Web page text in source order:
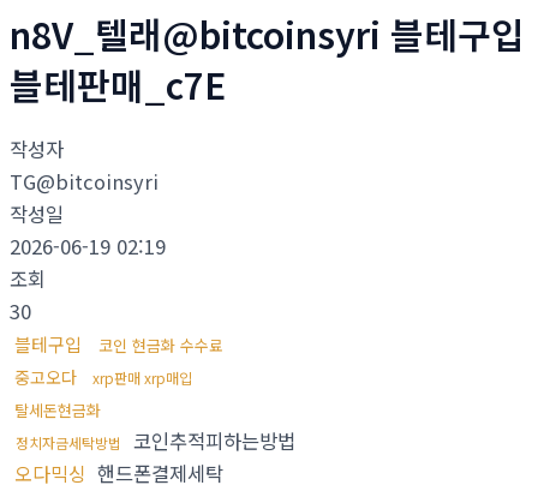
n8V_텔래@bitcoinsyri 블테구입
블테판매_c7E
작성자
TG@bitcoinsyri
작성일
2026-06-19 02:19
조회
30
블테구입 코인 현금화 수수료
중고오다 xrp판매 xrp매입
탈세돈현금화
정치자금세탁방법
코인추적피하는방법
오다믹싱 핸드폰결제세탁